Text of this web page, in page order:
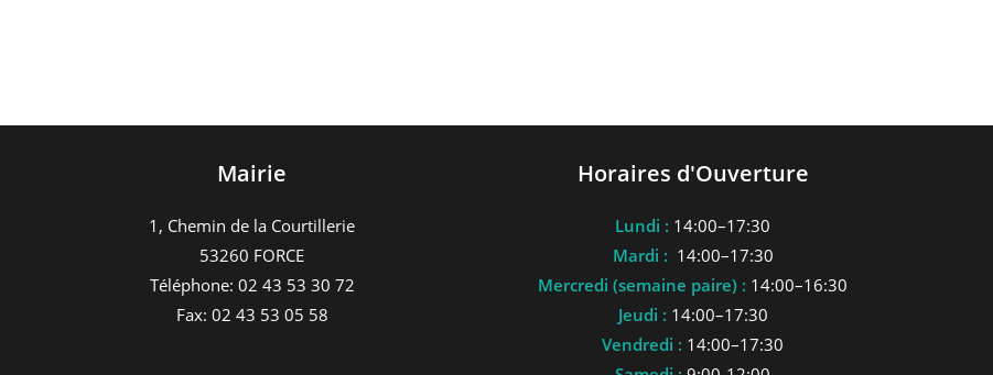
Mairie
1, Chemin de la Courtillerie
53260 FORCE
Téléphone: 02 43 53 30 72
Fax: 02 43 53 05 58
Horaires d'Ouverture
Lundi : 14:00–17:30
Mardi : 14:00–17:30
Mercredi (semaine paire) : 14:00–16:30
Jeudi : 14:00–17:30
Vendredi : 14:00–17:30